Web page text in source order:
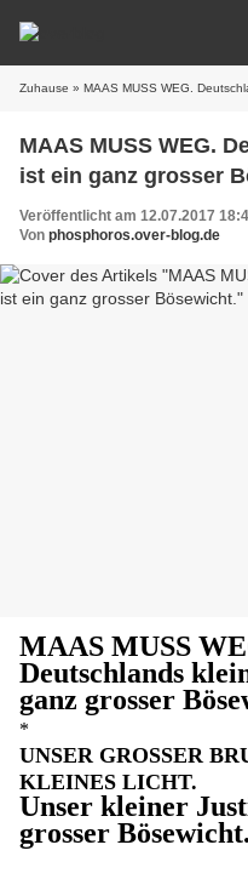
Zuhause » MAAS MUSS WEG.
MAAS MUSS WEG.
ist ein ganz grosser
Veröffentlicht am 12.07.2017
Von phosphoros.over-blog.de
MAAS MUSS
Deutschlands
ganz grosser
*
UNSER GROSSER
KLEINES LICHT.
Unser kleiner
grosser Bösewicht.